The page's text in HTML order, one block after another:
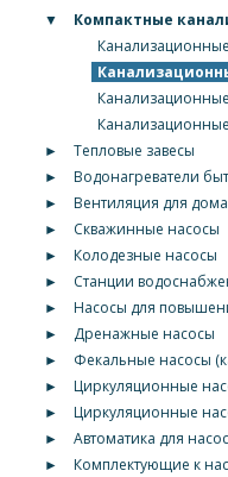
▼
Компактные
►
Тепловые завесы
►
Водонагреватели
►
Вентиляция для дома
►
Скважинные насосы
►
Колодезные насосы
►
Станции
►
Насосы для
►
Дренажные насосы
►
Фекальные насосы
►
Циркуляционные
►
Циркуляционные
►
Автоматика для
►
Комплектующие к